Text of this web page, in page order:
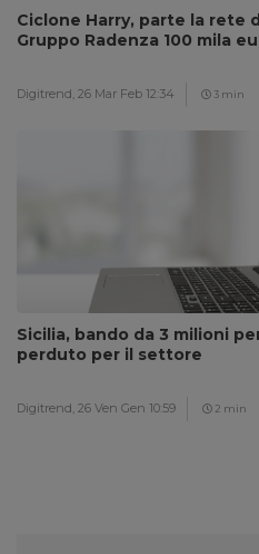
Ciclone Harry, parte la rete
Gruppo Radenza 100 mila
Digitrend, 26 Mar Feb 12:34 3 min
Sicilia, bando da 3 milioni
perduto per il settore
Digitrend, 26 Ven Gen 10:59 2 min